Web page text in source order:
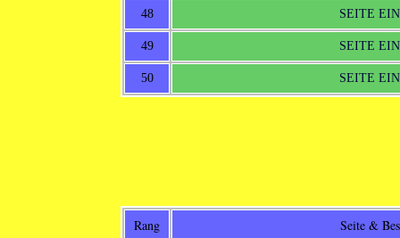
48 SEITE
49 SEITE
50 SEITE
Rang Seite &